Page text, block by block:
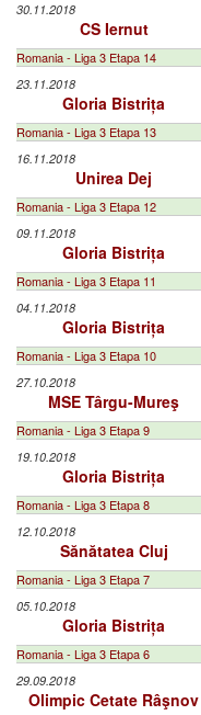
30.11.2018
CS Iernut
Romania - Liga 3 Etapa 14
23.11.2018
Gloria Bistrița
Romania - Liga 3 Etapa 13
16.11.2018
Unirea Dej
Romania - Liga 3 Etapa 12
09.11.2018
Gloria Bistrița
Romania - Liga 3 Etapa 11
04.11.2018
Gloria Bistrița
Romania - Liga 3 Etapa 10
27.10.2018
MSE Târgu-Mureş
Romania - Liga 3 Etapa 9
19.10.2018
Gloria Bistrița
Romania - Liga 3 Etapa 8
12.10.2018
Sănătatea Cluj
Romania - Liga 3 Etapa 7
05.10.2018
Gloria Bistrița
Romania - Liga 3 Etapa 6
29.09.2018
Olimpic Cetate Râşnov